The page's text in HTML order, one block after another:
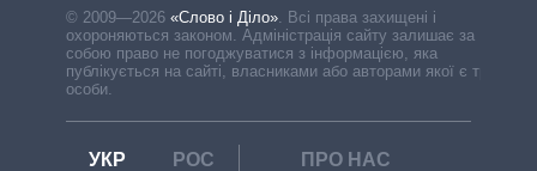
© 2009—2026 «Слово і Діло» Всі права захищені і
охороняються законом. Адміністрація сайту залишає за
собою право не погоджуватися з інформацією, яка
публікується на сайті, власниками або авторами якої є треті
особи.
УКР РОС
ПРО НАС